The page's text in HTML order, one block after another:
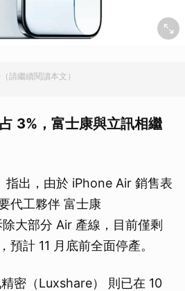
請繼續閱讀本文）
3%，富士康與立訊相繼
指出，由於 iPhone Air 銷售表
代工夥伴 富士康
大部分 Air 產線，目前僅剩
預計 11 月底前全面停產。
密（Luxshare） 則已在 10